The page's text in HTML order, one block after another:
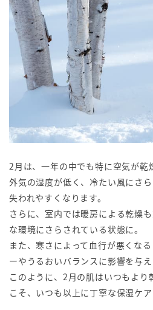
2月は、一年の中でも特に空気が乾
外気の湿度が低く、冷たい風にさ
失われやすくなります。
さらに、室内では暖房による乾燥
な環境にさらされている状態に。
また、寒さによって血行が悪くな
ーやうるおいバランスに影響を与え
このように、2月の肌はいつもより
こそ、いつも以上に丁寧な保湿ケア